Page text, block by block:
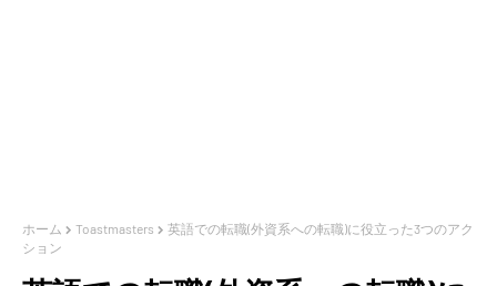
ホーム Toastmasters
英語での転職(外資系への転職)に役立った3つのアク
ション